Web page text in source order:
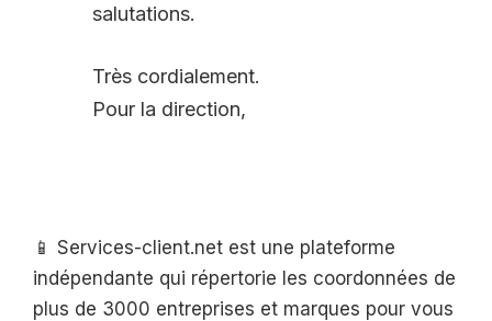
salutations.
Très cordialement.
Pour la direction,
📱 Services-client.net est une plateforme
indépendante qui répertorie les coordonnées de
plus de 3000 entreprises et marques pour vous